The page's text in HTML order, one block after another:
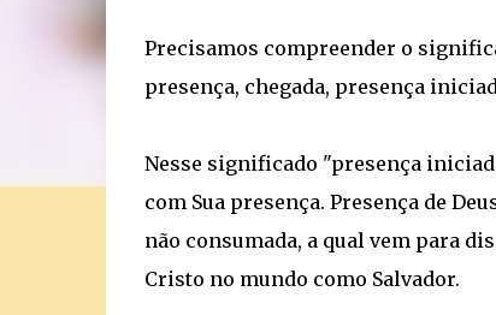
Precisamos compreender o
presença, chegada, presença
Nesse significado "presença
com Sua presença. Presença de
não consumada, a qual vem para
Cristo no mundo como Salvador.